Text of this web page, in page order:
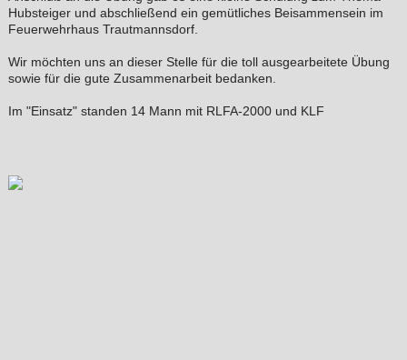
Hubsteiger und abschließend ein gemütliches Beisammensein im
Feuerwehrhaus Trautmannsdorf.
Wir möchten uns an dieser Stelle für die toll ausgearbeitete Übung
sowie für die gute Zusammenarbeit bedanken.
Im "Einsatz" standen 14 Mann mit RLFA-2000 und KLF